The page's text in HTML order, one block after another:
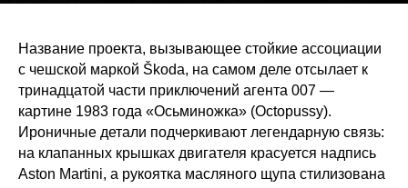
Название проекта, вызывающее стойкие ассоциации
с чешской маркой Škoda, на самом деле отсылает к
тринадцатой части приключений агента 007 —
картине 1983 года «Осьминожка» (Octopussy).
Ироничные детали подчеркивают легендарную связь:
на клапанных крышках двигателя красуется надпись
Aston Martini, а рукоятка масляного щупа стилизована